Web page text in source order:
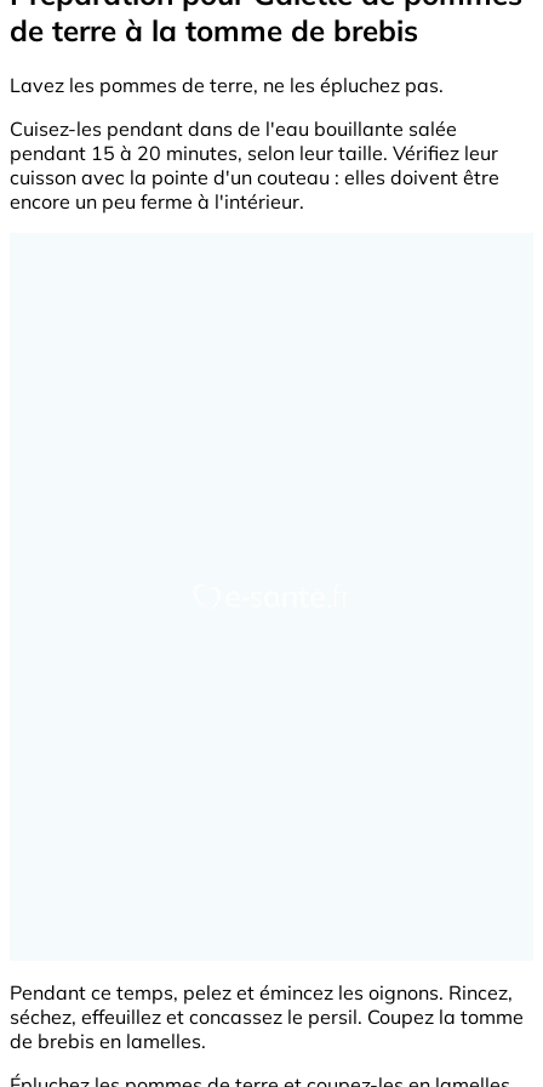
de terre à la tomme de brebis
Lavez les pommes de terre, ne les épluchez pas.
Cuisez-les pendant dans de l'eau bouillante salée
pendant 15 à 20 minutes, selon leur taille. Vérifiez leur
cuisson avec la pointe d'un couteau : elles doivent être
encore un peu ferme à l'intérieur.
Pendant ce temps, pelez et émincez les oignons. Rincez,
séchez, effeuillez et concassez le persil. Coupez la tomme
de brebis en lamelles.